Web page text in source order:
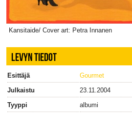
Kansitaide/ Cover art: Petra Innanen
LEVYN TIEDOT
Esittäjä
Gourmet
Julkaistu
23.11.2004
Tyyppi
albumi